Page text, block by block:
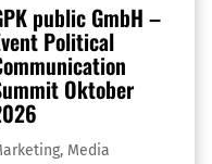
public GmbH –
Political
Oktober
, Media